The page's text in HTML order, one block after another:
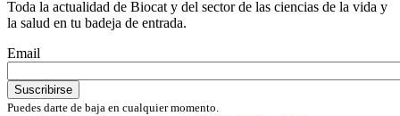
Toda la actualidad de Biocat y del sector de las ciencias de la vida y
la salud en tu badeja de entrada.
Email
Puedes darte de baja en cualquier momento.